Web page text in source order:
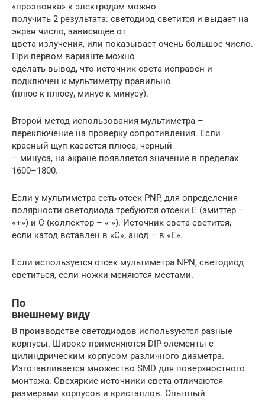
«прозвонка» к электродам можно
получить 2 результата: светодиод светится и выдает на
экран число, зависящее от
цвета излучения, или показывает очень большое число.
При первом варианте можно
сделать вывод, что источник света исправен и
подключен к мультиметру правильно
(плюс к плюсу, минус к минусу).
Второй метод использования мультиметра –
переключение на проверку сопротивления. Если
красный щуп касается плюса, черный
– минуса, на экране появляется значение в пределах
1600–1800.
Если у мультиметра есть отсек PNP, для определения
полярности светодиода требуются отсеки E (эмиттер –
«+») и C (коллектор – «-»). Источник света светится,
если катод вставлен в «C», анод – в «E».
Если используется отсек мультиметра NPN, светодиод
светиться, если ножки меняются местами.
По
внешнему виду
В производстве светодиодов используются разные
корпусы. Широко применяются DIP-элементы с
цилиндрическим корпусом различного диаметра.
Изготавливается множество SMD для поверхностного
монтажа. Свехяркие источники света отличаются
размерами корпусов и кристаллов. Опытный